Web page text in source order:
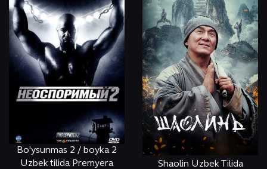
Bo'ysunmas 2 / boyka 2
Uzbek tilida Premyera
Shaolin Uzbek Tilida